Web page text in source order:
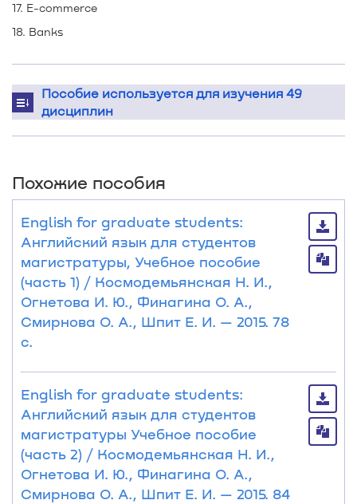
17. E-commerce
18. Banks
Пособие используется для изучения 49
дисциплин
Похожие пособия
English for graduate students:
Английский язык для студентов
магистратуры, Учебное пособие
(часть 1) / Космодемьянская Н. И.,
Огнетова И. Ю., Финагина О. А.,
Смирнова О. А., Шпит Е. И. — 2015. 78
с.
English for graduate students:
Английский язык для студентов
магистратуры Учебное пособие
(часть 2) / Космодемьянская Н. И.,
Огнетова И. Ю., Финагина О. А.,
Смирнова О. А., Шпит Е. И. — 2015. 84